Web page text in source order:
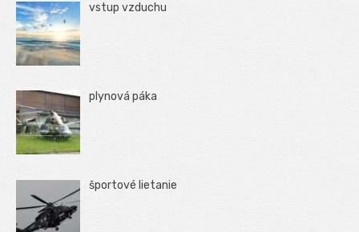
vstup vzduchu
plynová páka
športové lietanie